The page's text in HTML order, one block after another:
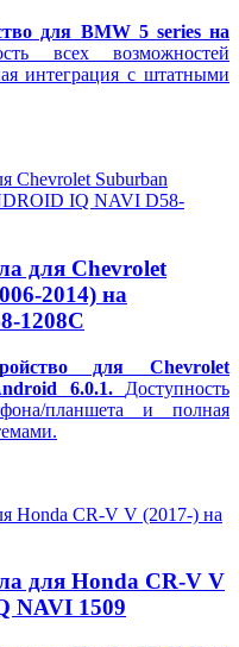
для BMW 5 series на
всех возможностей
интеграция с штатными
для Chevrolet
2014) на
1208C
для Chevrolet
6.0.1. Доступность
планшета и полная
для Honda CR-V V
NAVI 1509